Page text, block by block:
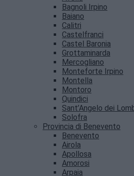
Bagnoli Irpino
Baiano
Calitri
Castelfranci
Castel Baronia
Grottaminarda
Mercogliano
Monteforte Irpino
Montella
Montoro
Quindici
Sant’Angelo dei
Solofra
Provincia di Benevento
Benevento
Airola
Apollosa
Amorosi
Arpaia